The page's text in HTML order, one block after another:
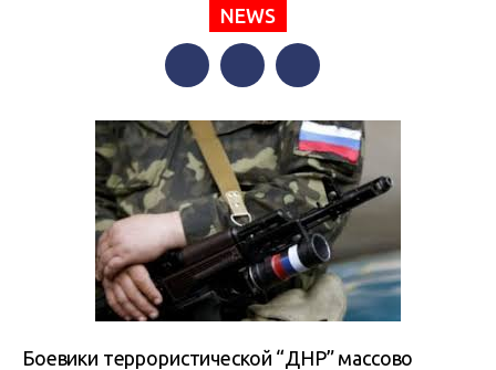
NEWS
Боевики террористической “ДНР” массово